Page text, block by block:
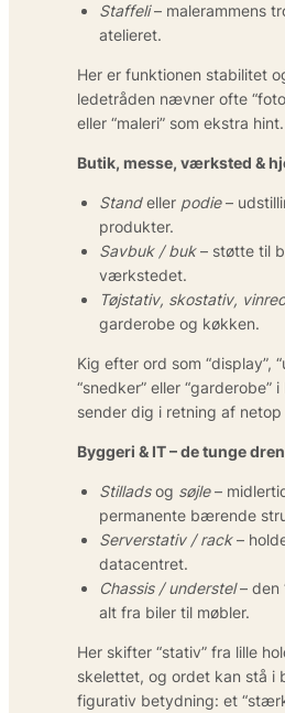
Staffeli– male­rammens
atelieret.
Her er funktionen stabilitet
ledetråden nævner ofte
eller “maleri” som ekstra hint.
Butik, messe, værksted &
Standeller podie–
produkter.
Savbuk / buk– støtte til
værkstedet.
Tøjstativ, skostativ,
garderobe og køkken.
Kig efter ord som “display”,
“snedker” eller “garderobe”
sender dig i retning af
Byggeri & IT – de tunge
Stilladsog søjle–
permanente bærende
Serverstativ / rack–
datacentret.
Chassis / understel– den
alt fra biler til møbler.
Her skifter “stativ” fra lille
skelettet, og ordet kan stå i
figurativ betydning: et